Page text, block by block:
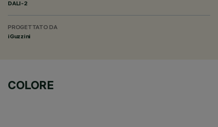
DALI-2
PROGETTATO DA
iGuzzini
COLORE